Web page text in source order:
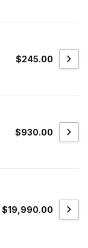
$245.00
$930.00
$19,990.00